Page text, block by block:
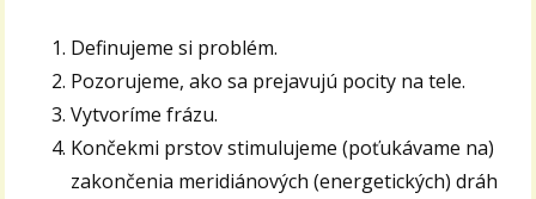
Definujeme si problém.
Pozorujeme, ako sa prejavujú pocity na tele.
Vytvoríme frázu.
Končekmi prstov stimulujeme (poťukávame na)
zakončenia meridiánových (energetických) dráh